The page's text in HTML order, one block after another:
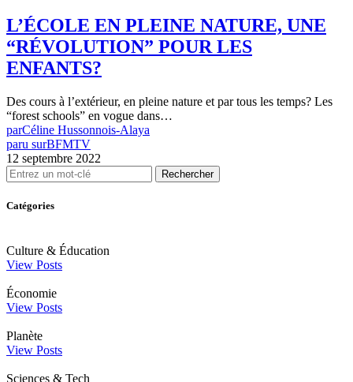
L’ÉCOLE EN PLEINE NATURE, UNE
“RÉVOLUTION” POUR LES
ENFANTS?
Des cours à l’extérieur, en pleine nature et par tous les temps? Les
“forest schools” en vogue dans…
parCéline Hussonnois-Alaya
paru surBFMTV
12 septembre 2022
Rechercher
Catégories
Culture & Éducation
View Posts
Économie
View Posts
Planète
View Posts
Sciences & Tech